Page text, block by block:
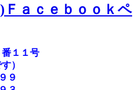
ａｃｅｂｏｏｋペ
１１号
）
９